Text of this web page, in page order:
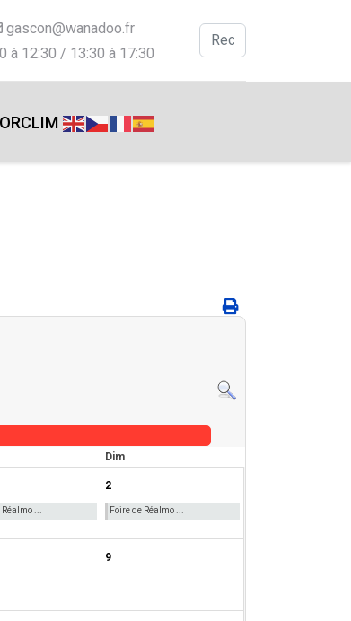
gascon@wanadoo.fr
à 12:30 / 13:30 à 17:30
Valider
Dim
Réalmo ...
2
Foire de Réalmo ...
9